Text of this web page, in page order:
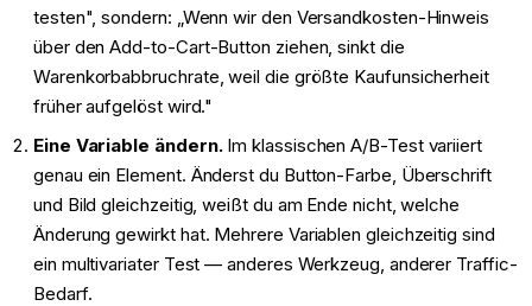
testen", sondern: „Wenn wir den Versandkosten-Hinweis
über den Add-to-Cart-Button ziehen, sinkt die
Warenkorbabbruchrate, weil die größte Kaufunsicherheit
früher aufgelöst wird."
Eine Variable ändern.Im klassischen A/B-Test variiert
genau ein Element. Änderst du Button-Farbe, Überschrift
und Bild gleichzeitig, weißt du am Ende nicht, welche
Änderung gewirkt hat. Mehrere Variablen gleichzeitig sind
ein multivariater Test — anderes Werkzeug, anderer Traffic-
Bedarf.